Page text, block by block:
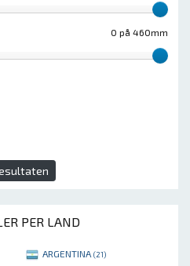
0 på 460mm
PER LAND
ARGENTINA (21)